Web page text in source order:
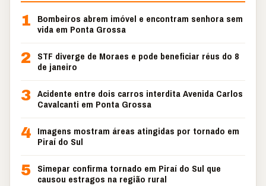
1
Bombeiros abrem imóvel e encontram senhora sem
vida em Ponta Grossa
2
STF diverge de Moraes e pode beneficiar réus do 8
de janeiro
3 Acidente entre dois carros interdita Avenida Carlos
Cavalcanti em Ponta Grossa
4 Imagens mostram áreas atingidas por tornado em
Piraí do Sul
5 Simepar confirma tornado em Piraí do Sul que
causou estragos na região rural